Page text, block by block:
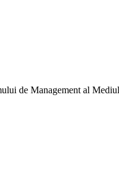
de Management al